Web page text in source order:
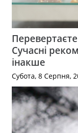
Сучасні
інакше
Субота, 8 Серпня,